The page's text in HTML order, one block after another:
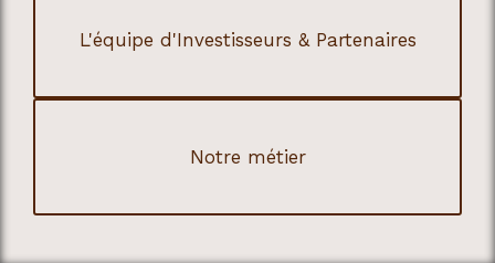
L'équipe d'Investisseurs & Partenaires
Notre métier